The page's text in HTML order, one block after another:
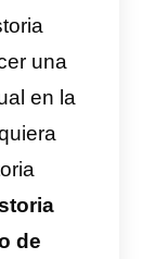
un
periodo de
haya
es
será que